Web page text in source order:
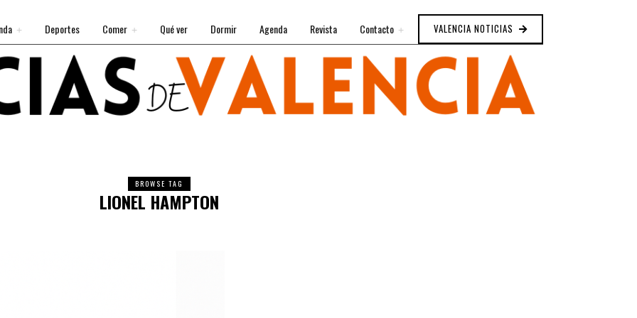
Deportes Comer Qué ver Dormir Agenda Revista Contacto VALENCIA NOTICIAS
BROWSE TAG
LIONEL HAMPTON